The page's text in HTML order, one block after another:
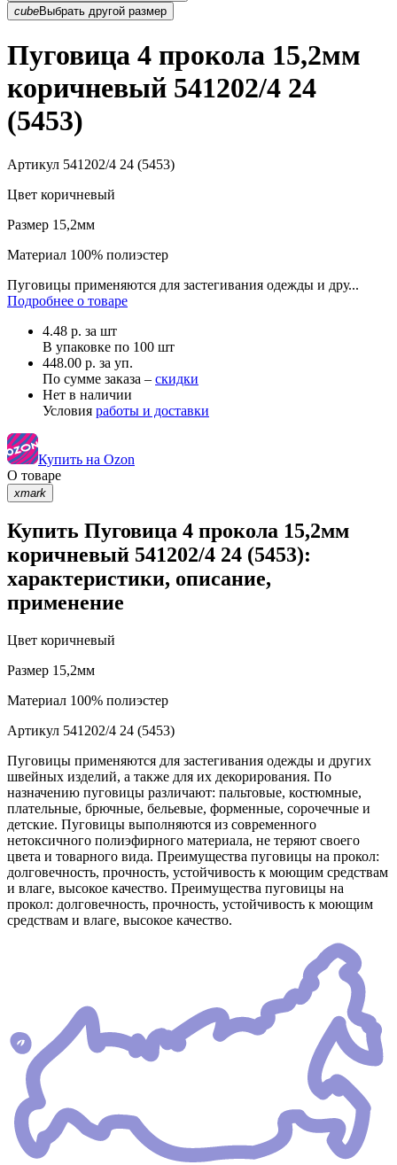
cubeВыбрать другой размер
Пуговица 4 прокола 15,2мм
коричневый 541202/4 24
(5453)
Артикул 541202/4 24 (5453)
Цвет коричневый
Размер 15,2мм
Материал 100% полиэстер
Пуговицы применяются для застегивания одежды и дру...
Подробнее о товаре
4.48 р. за шт
В упаковке по 100 шт
448.00 р. за уп.
По сумме заказа – скидки
Нет в наличии
Условия работы и доставки
Купить на Ozon
О товаре
xmark
Купить Пуговица 4 прокола 15,2мм
коричневый 541202/4 24 (5453):
характеристики, описание,
применение
Цвет коричневый
Размер 15,2мм
Материал 100% полиэстер
Артикул 541202/4 24 (5453)
Пуговицы применяются для застегивания одежды и других
швейных изделий, а также для их декорирования. По
назначению пуговицы различают: пальтовые, костюмные,
плательные, брючные, бельевые, форменные, сорочечные и
детские. Пуговицы выполняются из современного
нетоксичного полиэфирного материала, не теряют своего
цвета и товарного вида. Преимущества пуговицы на прокол:
долговечность, прочность, устойчивость к моющим средствам
и влаге, высокое качество. Преимущества пуговицы на
прокол: долговечность, прочность, устойчивость к моющим
средствам и влаге, высокое качество.